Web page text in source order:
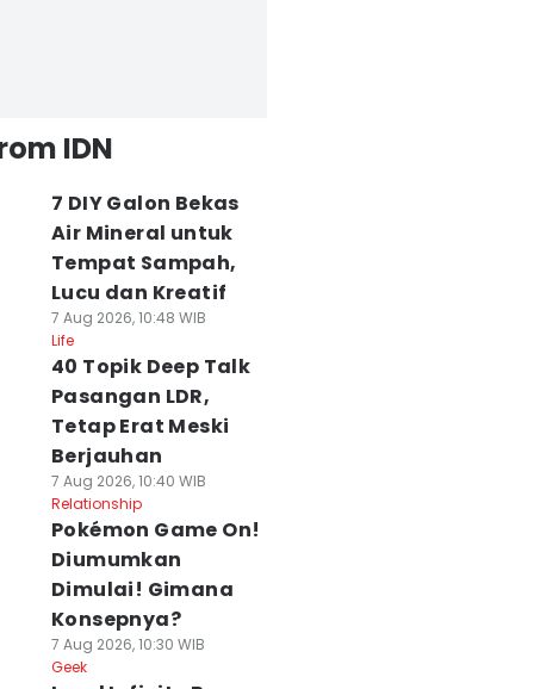
IDN
7 DIY Galon Bekas
Air Mineral untuk
Tempat Sampah,
Lucu dan Kreatif
7 Aug 2026, 10:48 WIB
Life
40 Topik Deep Talk
Pasangan LDR,
Tetap Erat Meski
Berjauhan
7 Aug 2026, 10:40 WIB
Relationship
Pokémon Game On!
Diumumkan
Dimulai! Gimana
Konsepnya?
7 Aug 2026, 10:30 WIB
Geek